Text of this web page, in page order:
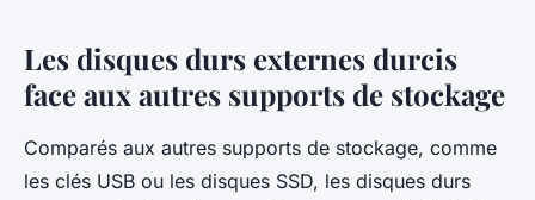
Les disques durs externes durcis
face aux autres supports de stockage
Comparés aux autres supports de stockage, comme
les clés USB ou les disques SSD, les disques durs